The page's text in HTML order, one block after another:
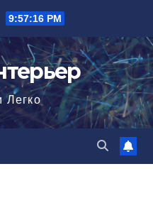
9:57:17 PM
Легко